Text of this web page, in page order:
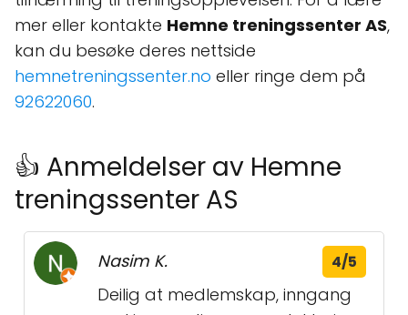
mer eller kontakte Hemne treningssenter AS,
kan du besøke deres nettside
hemnetreningssenter.no eller ringe dem på
92622060.
👍 Anmeldelser av Hemne
treningssenter AS
Nasim K. 4/5
Deilig at medlemskap, inngang